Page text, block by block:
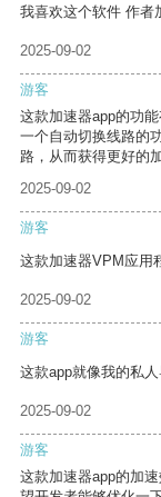
我喜欢这个软件 作者
2025-09-02
游客
这款加速器app的功
一个自动切换线路的
路，从而获得更好的
2025-09-02
游客
这款加速器VPM应用
2025-09-02
游客
这款app就像我的私
2025-09-02
游客
这款加速器app的加